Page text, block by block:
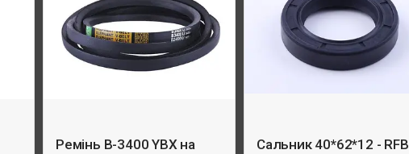
Ремінь B-3400 YBX на
Сальник 40*62*12 - RFB